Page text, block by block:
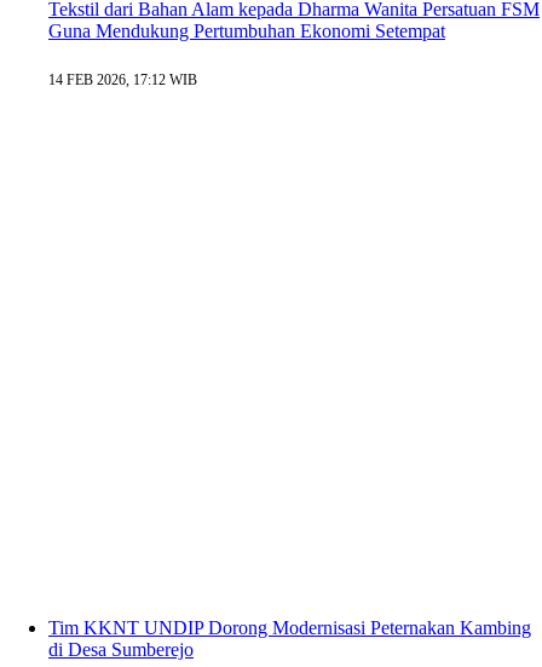
Tekstil dari Bahan Alam kepada Dharma Wanita Persatuan FSM
Guna Mendukung Pertumbuhan Ekonomi Setempat
14 FEB 2026, 17:12 WIB
Tim KKNT UNDIP Dorong Modernisasi Peternakan Kambing
di Desa Sumberejo